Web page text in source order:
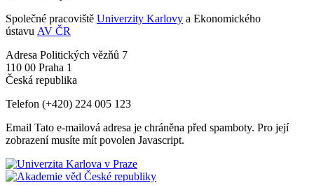
Společné pracoviště Univerzity Karlovy a Ekonomického
ústavu AV ČR
Adresa Politických vězňů 7
110 00 Praha 1
Česká republika
Telefon (+420) 224 005 123
Email Tato e-mailová adresa je chráněna před spamboty. Pro její
zobrazení musíte mít povolen Javascript.